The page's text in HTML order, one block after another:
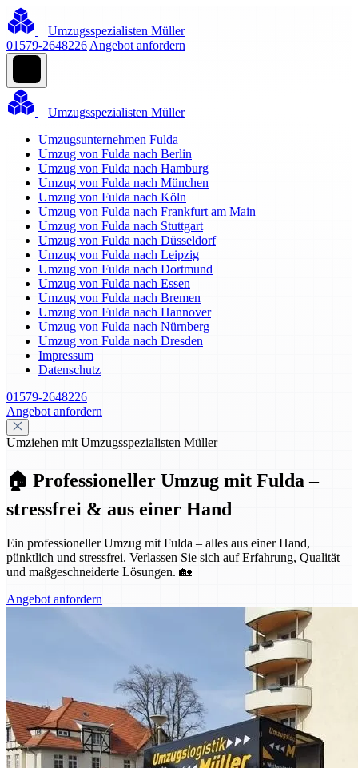
Umzugsspezialisten Müller
01579-2648226 Angebot anfordern
Umzugsspezialisten Müller
Umzugsunternehmen Fulda
Umzug von Fulda nach Berlin
Umzug von Fulda nach Hamburg
Umzug von Fulda nach München
Umzug von Fulda nach Köln
Umzug von Fulda nach Frankfurt am Main
Umzug von Fulda nach Stuttgart
Umzug von Fulda nach Düsseldorf
Umzug von Fulda nach Leipzig
Umzug von Fulda nach Dortmund
Umzug von Fulda nach Essen
Umzug von Fulda nach Bremen
Umzug von Fulda nach Hannover
Umzug von Fulda nach Nürnberg
Umzug von Fulda nach Dresden
Impressum
Datenschutz
01579-2648226
Angebot anfordern
Umziehen mit Umzugsspezialisten Müller
🏠 Professioneller Umzug mit Fulda –
stressfrei & aus einer Hand
Ein professioneller Umzug mit Fulda – alles aus einer Hand,
pünktlich und stressfrei. Verlassen Sie sich auf Erfahrung, Qualität
und maßgeschneiderte Lösungen. 🏡
Angebot anfordern